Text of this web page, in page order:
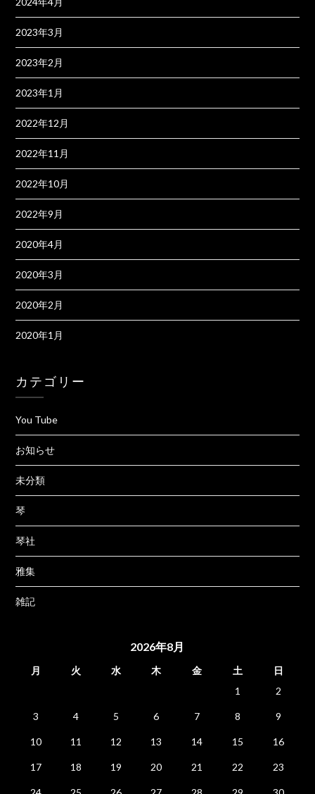
2023年3月
2023年2月
2023年1月
2022年12月
2022年11月
2022年10月
2022年9月
2020年4月
2020年3月
2020年2月
2020年1月
カテゴリー
You Tube
お知らせ
未分類
琴
琴社
雅集
雑記
2026年8月
月 火 水 木 金 土
日
1
2
3 4 5 6 7 8 9
10 11 12 13 14 15 16
17 18 19 20 21 22 23